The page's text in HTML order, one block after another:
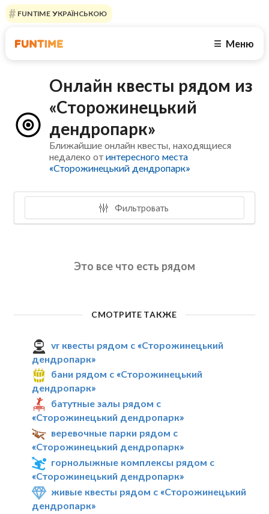
FUNTIME УКРАЇНСЬКОЮ
☰ Меню
Онлайн квесты рядом из
«Сторожинецький
дендропарк»
Ближайшие онлайн квесты, находящиеся
недалеко отинтересного места
«Сторожинецький дендропарк»
Фильтровать
Это все что есть рядом
СМОТРИТЕ ТАКЖЕ
vr квесты рядом с «Сторожинецький
дендропарк»
бани рядом с «Сторожинецький
дендропарк»
батутные залы рядом с
«Сторожинецький дендропарк»
веревочные парки рядом с
«Сторожинецький дендропарк»
горнолыжные комплексы рядом с
«Сторожинецький дендропарк»
живые квесты рядом с «Сторожинецький
дендропарк»